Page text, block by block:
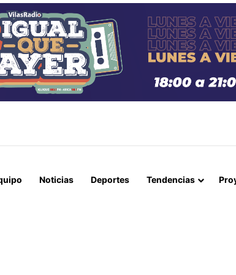
BOLIVIANA ACUSADA POR CONTRABANDO DE DINERO
Noticias Deportes Tendencias